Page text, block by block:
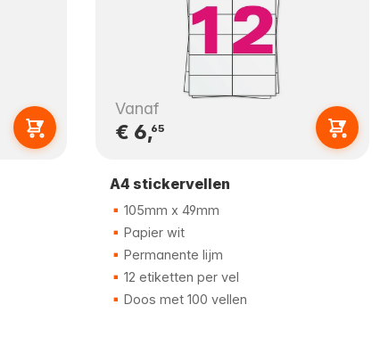
Vanaf
€ 6,65
A4 stickervellen
105mm x 49mm
Papier wit
Permanente lijm
12 etiketten per vel
Doos met 100 vellen